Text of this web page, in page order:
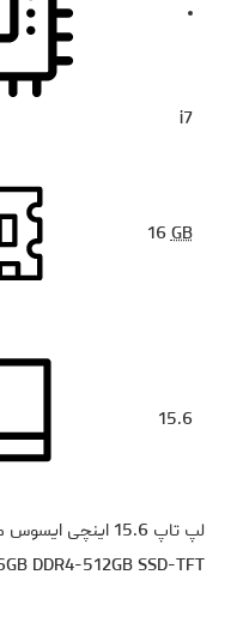
i7
16GB
15.6
DDR4-512GB SSD-TFT